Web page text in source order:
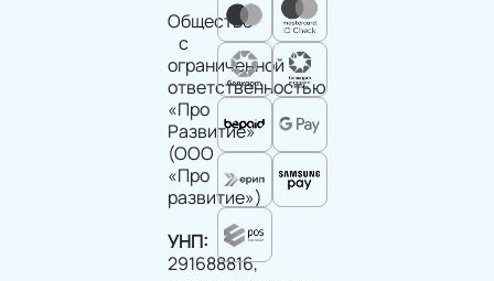
Общество
с
ограниченной
ответственностью
«Про
Развитие»
(ООО
«Про
развитие»)
УНП:
291688816,